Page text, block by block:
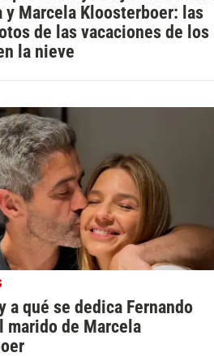
y Marcela Kloosterboer: las
de las vacaciones de los
la nieve
a qué se dedica Fernando
marido de Marcela